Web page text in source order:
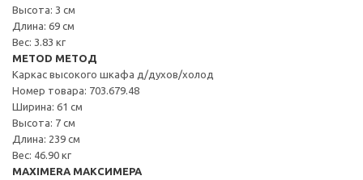
Высота: 3 см
Длина: 69 см
Вес: 3.83 кг
METOD МЕТОД
Каркас высокого шкафа д/духов/холод
Номер товара: 703.679.48
Ширина: 61 см
Высота: 7 см
Длина: 239 см
Вес: 46.90 кг
MAXIMERA МАКСИМЕРА